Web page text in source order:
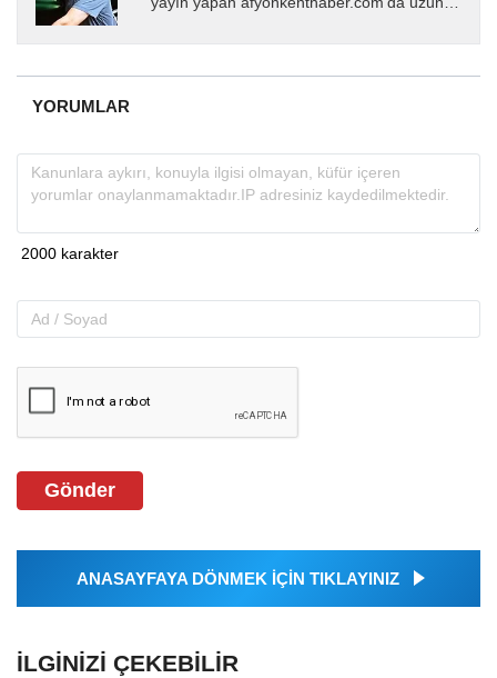
almakta, haber akışı...
YORUMLAR
Gönder
ANASAYFAYA DÖNMEK İÇİN TIKLAYINIZ
İLGINIZI ÇEKEBILIR